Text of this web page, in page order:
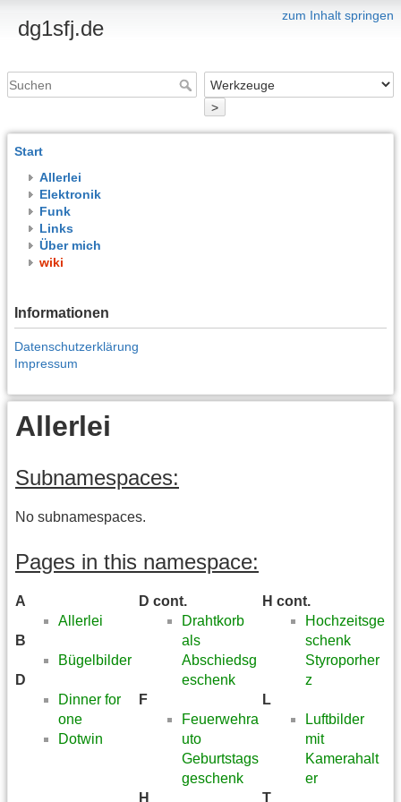
zum Inhalt springen
dg1sfj.de
>
Start
Allerlei
Elektronik
Funk
Links
Über mich
wiki
Informationen
Datenschutzerklärung
Impressum
Allerlei
Subnamespaces:
No subnamespaces.
Pages in this namespace:
A
Allerlei
B
Bügelbilder
D
Dinner for
one
Dotwin
D cont.
Drahtkorb
als
Abschiedsg
eschenk
F
Feuerwehra
uto
Geburtstags
geschenk
H
H cont.
Hochzeitsge
schenk
Styroporher
z
L
Luftbilder
mit
Kamerahalt
er
T